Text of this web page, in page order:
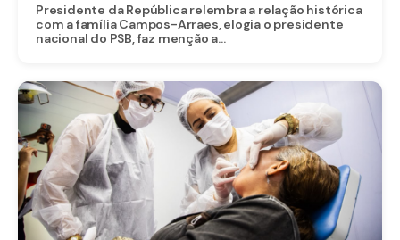
Presidente da República relembra a relação histórica
com a família Campos-Arraes, elogia o presidente
nacional do PSB, faz menção a...